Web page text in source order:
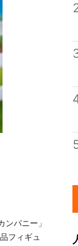
パニー」
フィギュ